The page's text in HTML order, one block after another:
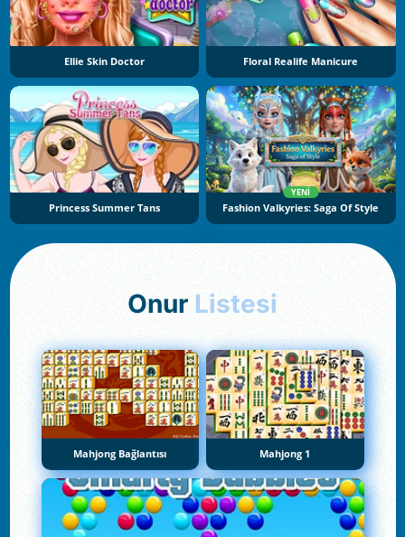
Ellie Skin Doctor Floral Realife Manicure
Princess Summer Tans
YENI
Fashion Valkyries: Saga Of Style
Onur Listesi
Mahjong Bağlantısı Mahjong 1